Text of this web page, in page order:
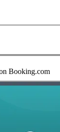
Booking.com